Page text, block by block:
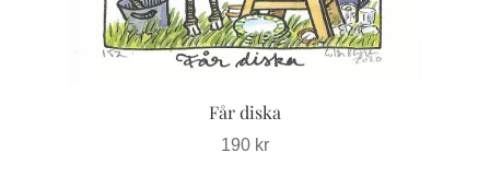
Får diska
190 kr
produktsidan